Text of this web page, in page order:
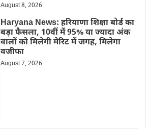
August 8, 2026
Haryana News: हरियाणा शिक्षा बोर्ड का
बड़ा फैसला, 10वीं में 95% या ज्यादा अंक
वालों को मिलेगी मेरिट में जगह, मिलेगा
वजीफा
August 7, 2026